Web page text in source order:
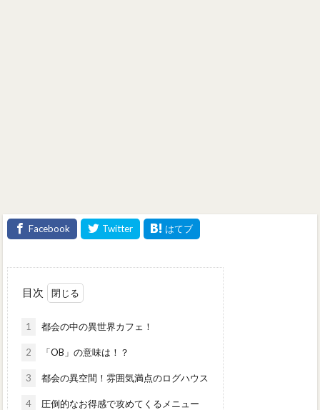
目次
1 都会の中の異世界カフェ！
2 「OB」の意味は！？
3 都会の異空間！雰囲気満点のログハウス
4 圧倒的なお得感で攻めてくるメニュー